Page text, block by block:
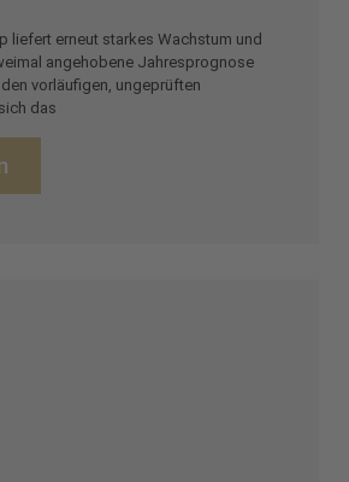
liefert erneut starkes Wachstum und
angehobene Jahresprognose
vorläufigen, ungeprüften
das